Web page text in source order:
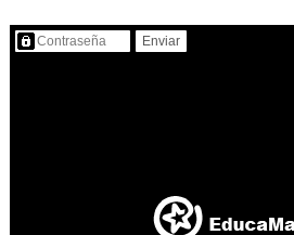
Contenido protegido…